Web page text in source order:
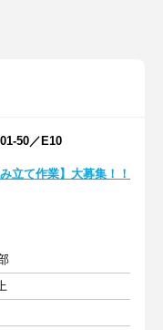
50／E10
立て作業】大募集！！